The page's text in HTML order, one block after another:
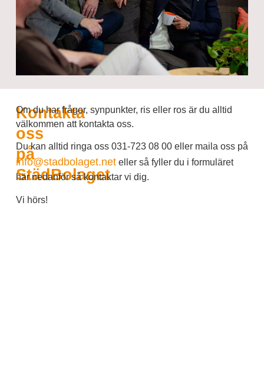
Kontakta
oss
på
StädBolaget
Om du har frågor, synpunkter, ris eller ros är du alltid
välkommen att kontakta oss.
Du kan alltid ringa oss 031-723 08 00 eller maila oss på
info@stadbolaget.neteller så fyller du i formuläret
här nedanför så kontaktar vi dig.
Vi hörs!